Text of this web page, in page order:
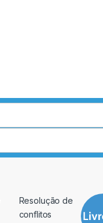
Resolução de
conflitos